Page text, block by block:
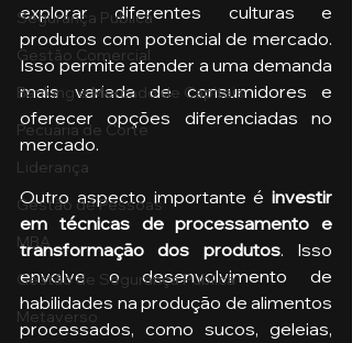
Segurança Publica
Gestão Comercial
Banking e Mercado de Capitais
Pecuária de Corte
Liderança
Gestão de Pessoas
MBA
Gestão de Segurança Publica
Metaverso
explorar diferentes culturas e
produtos com potencial de mercado.
Isso permite atender a uma demanda
mais variada de consumidores e
oferecer opções diferenciadas no
mercado.
Outro aspecto importante é investir
em técnicas de processamento e
transformação dos produtos. Isso
envolve o desenvolvimento de
habilidades na produção de alimentos
processados, como sucos, geleias,